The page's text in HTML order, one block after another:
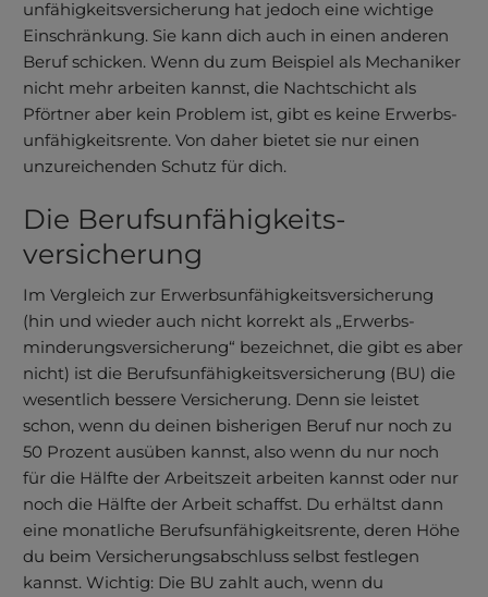
unfähigkeits­versicherung hat jedoch eine wichtige
Einschränkung. Sie kann dich auch in einen anderen
Beruf schicken. Wenn du zum Beispiel als Mechaniker
nicht mehr arbeiten kannst, die Nachtschicht als
Pförtner aber kein Problem ist, gibt es keine Erwerbs­
unfähigkeits­rente. Von daher bietet sie nur einen
unzu­reichen­den Schutz für dich.
Die Berufs­unfähigkeits­
versicherung
Im Vergleich zur Erwerbs­unfähigkeits­versicherung
(hin und wieder auch nicht korrekt als „Erwerbs­
minderungs­versicherung“ bezeichnet, die gibt es aber
nicht) ist die Berufs­unfähig­keits­ver­siche­rung (BU) die
wesent­lich bessere Ver­siche­rung. Denn sie leistet
schon, wenn du deinen bisherigen Beruf nur noch zu
50 Prozent aus­üben kannst, also wenn du nur noch
für die Hälfte der Ar­beits­zeit arbei­ten kannst oder nur
noch die Hälfte der Arbeit schaffst. Du erhältst dann
eine monatliche Berufs­unfähigkeits­rente, deren Höhe
du beim Versicherungsabschluss selbst festlegen
kannst. Wichtig: Die BU zahlt auch, wenn du